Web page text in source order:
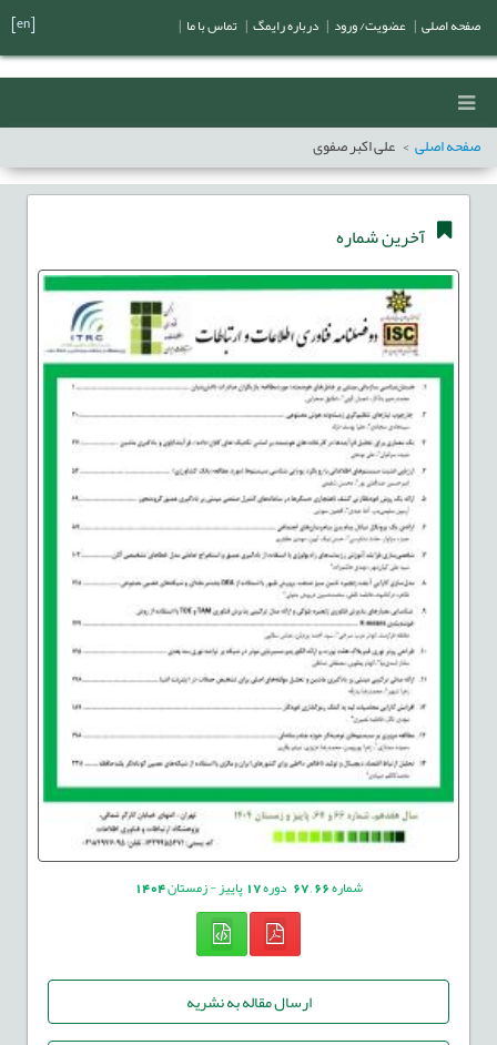
صفحه اصلی علی اکبر صفوی
آخرین شماره
شماره66
,
67 دوره17پاییز - زمستان1404
ارسال مقاله به نشریه
صفحه اصلی عضویت/ ورود درباره رایمگ تماس با ما